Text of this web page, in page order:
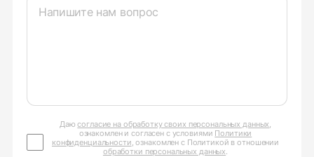
Даюсогласие на обработку своих персональных данных,
ознакомлен и согласен с условиями Политики
конфиденциальности, ознакомлен с Политикой в отношении
обработки персональных данных.